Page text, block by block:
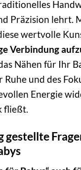
Präzision lehrt.
wertvolle
Verbindung
Nähen für Ihr
und des
Energie
fließt.
gestellte